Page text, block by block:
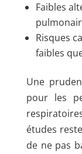
Faibles
Risques
faibles
Une
pour les
études
de ne pas